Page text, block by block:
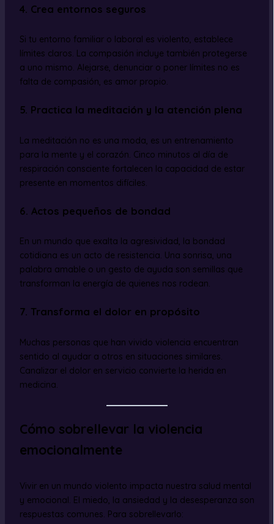
4. Crea entornos seguros
Si tu entorno familiar o laboral es violento, establece
límites claros. La compasión incluye también protegerse
a uno mismo. Alejarse, denunciar o poner límites no es
falta de compasión, es amor propio.
5. Practica la meditación y la atención plena
La meditación no es una moda, es un entrenamiento
para la mente y el corazón. Cinco minutos al día de
respiración consciente fortalecen la capacidad de estar
presente en momentos difíciles.
6. Actos pequeños de bondad
En un mundo que exalta la agresividad, la bondad
cotidiana es un acto de resistencia. Una sonrisa, una
palabra amable o un gesto de ayuda son semillas que
transforman la energía de quienes nos rodean.
7. Transforma el dolor en propósito
Muchas personas que han vivido violencia encuentran
sentido al ayudar a otros en situaciones similares.
Canalizar el dolor en servicio convierte la herida en
medicina.
Cómo sobrellevar la violencia
emocionalmente
Vivir en un mundo violento impacta nuestra salud mental
y emocional. El miedo, la ansiedad y la desesperanza son
respuestas comunes. Para sobrellevarlo: